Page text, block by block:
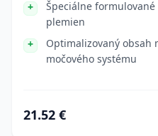
Špeciálne
plemien
Optimalizovaný obsah
močového systému
21.52 €